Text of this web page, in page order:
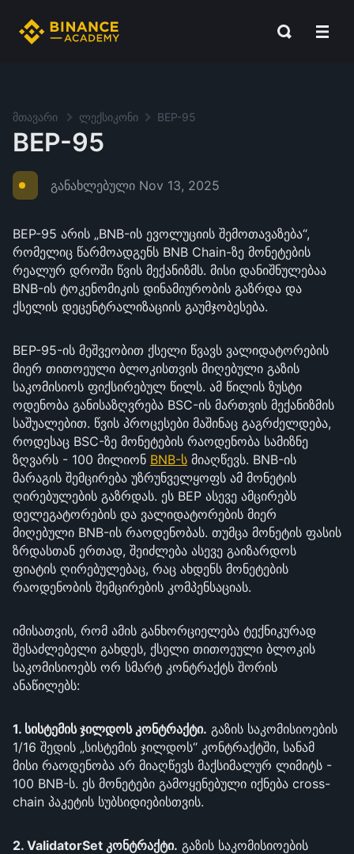
მთავარი ლექსიკონი BEP-95
BEP-95
განახლებული Nov 13, 2025
BEP-95 არის „BNB-ის ევოლუციის შემოთავაზება“,
რომელიც წარმოადგენს BNB Chain-ზე მონეტების
რეალურ დროში წვის მექანიზმს. მისი დანიშნულებაა
BNB-ის ტოკენომიკის დინამიურობის გაზრდა და
ქსელის დეცენტრალიზაციის გაუმჯობესება.
BEP-95-ის მეშვეობით ქსელი წვავს ვალიდატორების
მიერ თითოეული ბლოკისთვის მიღებული გაზის
საკომისიოს ფიქსირებულ წილს. ამ წილის ზუსტი
ოდენობა განისაზღვრება BSC-ის მართვის მექანიზმის
საშუალებით. წვის პროცესები მაშინაც გაგრძელდება,
როდესაც BSC-ზე მონეტების რაოდენობა სამიზნე
ზღვარს - 100 მილიონ BNB-ს მიაღწევს. BNB-ის
მარაგის შემცირება უზრუნველყოფს ამ მონეტის
ღირებულების გაზრდას. ეს BEP ასევე ამცირებს
დელეგატორების და ვალიდატორების მიერ
მიღებული BNB-ის რაოდენობას. თუმცა მონეტის ფასის
ზრდასთან ერთად, შეიძლება ასევე გაიზარდოს
ფიატის ღირებულებაც, რაც ახდენს მონეტების
რაოდენობის შემცირების კომპენსაციას.
იმისათვის, რომ ამის განხორციელება ტექნიკურად
შესაძლებელი გახდეს, ქსელი თითოეული ბლოკის
საკომისიოებს ორ სმარტ კონტრაქტს შორის
ანაწილებს:
1. სისტემის ჯილდოს კონტრაქტი. გაზის საკომისიოების
1/16 შედის „სისტემის ჯილდოს“ კონტრაქტში, სანამ
მისი რაოდენობა არ მიაღწევს მაქსიმალურ ლიმიტს -
100 BNB-ს. ეს მონეტები გამოყენებული იქნება cross-
chain პაკეტის სუბსიდიებისთვის.
2. ValidatorSet კონტრაქტი. გაზის საკომისიოების